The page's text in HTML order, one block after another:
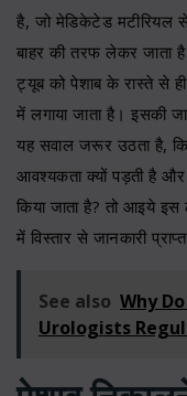
है, जो मेडिकेटेड मटीरियल
बाहर की तरफ लेकर जाता
ट्यूब को पेशाब के रास्ते से
में लगाया जाता है। इसकी
यह सवाल जरूर उठता है,
आवश्यकता क्यों पड़ती है
किया जाता है? तो आइये
में विस्तार से जानकारी
See also Why
Urologists